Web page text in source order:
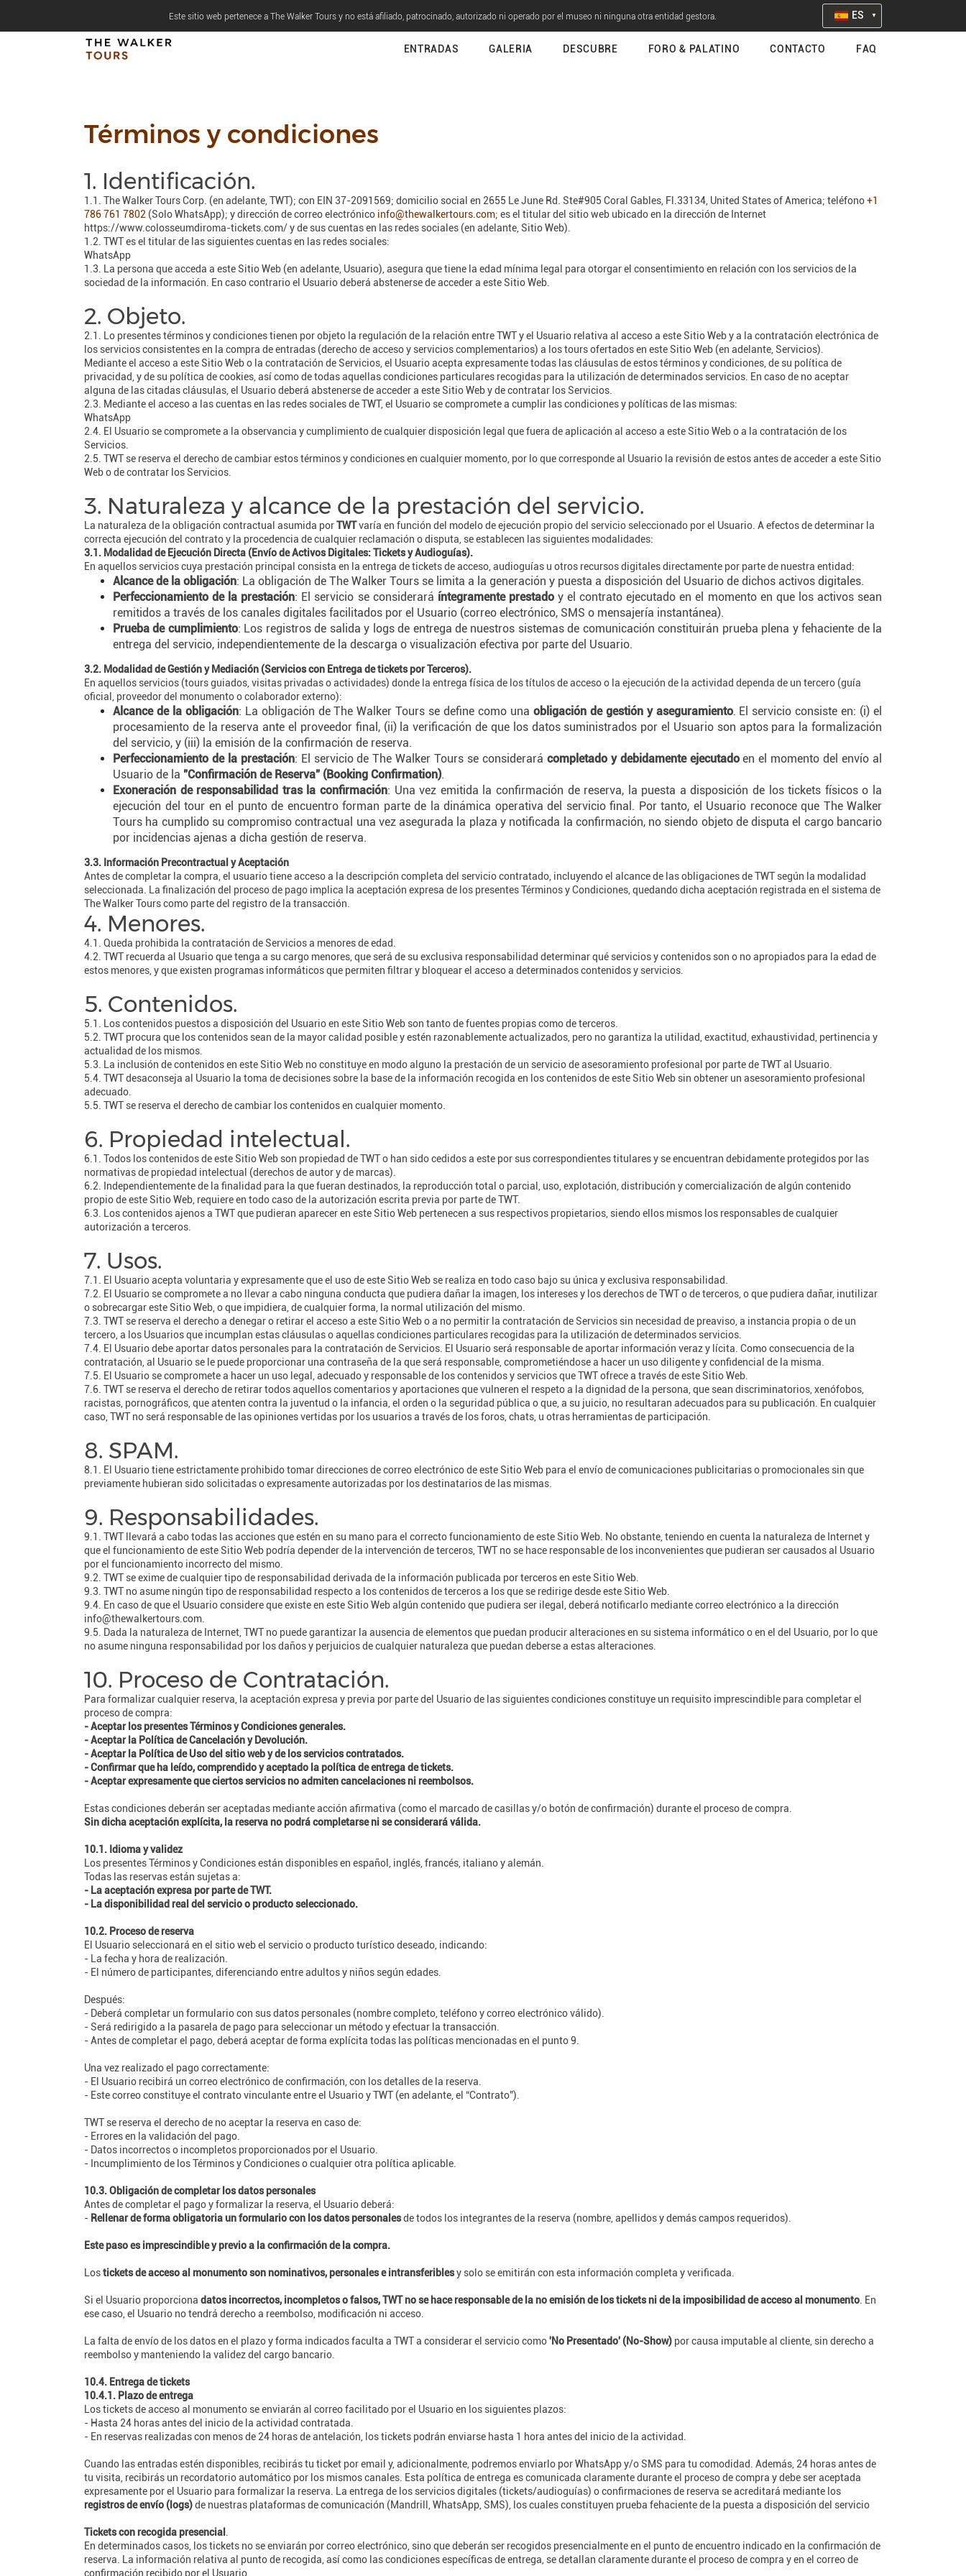
Este sitio web pertenece a The Walker Tours y no está afiliado, patrocinado, autorizado ni operado por el museo ni ninguna otra entidad gestora. ES
ENTRADAS GALERIA DESCUBRE FORO & PALATINO CONTACTO FAQ
Términos y condiciones
1. Identificación.
1.1. The Walker Tours Corp. (en adelante, TWT); con EIN 37-2091569; domicilio social en 2655 Le June Rd. Ste#905 Coral Gables, Fl.33134, United States of America; teléfono+1
786 761 7802 (Solo WhatsApp); y dirección de correo electrónico info@thewalkertours.com; es el titular del sitio web ubicado en la dirección de Internet
https://www.colosseumdiroma-tickets.com/ y de sus cuentas en las redes sociales (en adelante, Sitio Web).
1.2. TWT es el titular de las siguientes cuentas en las redes sociales:
WhatsApp
1.3. La persona que acceda a este Sitio Web (en adelante, Usuario), asegura que tiene la edad mínima legal para otorgar el consentimiento en relación con los servicios de la
sociedad de la información. En caso contrario el Usuario deberá abstenerse de acceder a este Sitio Web.
2. Objeto.
2.1. Lo presentes términos y condiciones tienen por objeto la regulación de la relación entre TWT y el Usuario relativa al acceso a este Sitio Web y a la contratación electrónica de
los servicios consistentes en la compra de entradas (derecho de acceso y servicios complementarios) a los tours ofertados en este Sitio Web (en adelante, Servicios).
Mediante el acceso a este Sitio Web o la contratación de Servicios, el Usuario acepta expresamente todas las cláusulas de estos términos y condiciones, de su política de
privacidad, y de su política de cookies, así como de todas aquellas condiciones particulares recogidas para la utilización de determinados servicios. En caso de no aceptar
alguna de las citadas cláusulas, el Usuario deberá abstenerse de acceder a este Sitio Web y de contratar los Servicios.
2.3. Mediante el acceso a las cuentas en las redes sociales de TWT, el Usuario se compromete a cumplir las condiciones y políticas de las mismas:
WhatsApp
2.4. El Usuario se compromete a la observancia y cumplimiento de cualquier disposición legal que fuera de aplicación al acceso a este Sitio Web o a la contratación de los
Servicios.
2.5. TWT se reserva el derecho de cambiar estos términos y condiciones en cualquier momento, por lo que corresponde al Usuario la revisión de estos antes de acceder a este Sitio
Web o de contratar los Servicios.
3. Naturaleza y alcance de la prestación del servicio.
La naturaleza de la obligación contractual asumida porTWTvaría en función del modelo de ejecución propio del servicio seleccionado por el Usuario. A efectos de determinar la
correcta ejecución del contrato y la procedencia de cualquier reclamación o disputa, se establecen las siguientes modalidades:
3.1. Modalidad de Ejecución Directa (Envío de Activos Digitales: Tickets y Audioguías).
En aquellos servicios cuya prestación principal consista en la entrega de tickets de acceso, audioguías u otros recursos digitales directamente por parte de nuestra entidad:
Alcance de la obligación: La obligación de The Walker Tours se limita a la generación y puesta a disposición del Usuario de dichos activos digitales.
Perfeccionamiento de la prestación: El servicio se considerará íntegramente prestadoy el contrato ejecutado en el momento en que los activos sean
remitidos a través de los canales digitales facilitados por el Usuario (correo electrónico, SMS o mensajería instantánea).
Prueba de cumplimiento: Los registros de salida y logs de entrega de nuestros sistemas de comunicación constituirán prueba plena y fehaciente de la
entrega del servicio, independientemente de la descarga o visualización efectiva por parte del Usuario.
3.2. Modalidad de Gestión y Mediación (Servicios con Entrega de tickets por Terceros).
En aquellos servicios (tours guiados, visitas privadas o actividades) donde la entrega física de los títulos de acceso o la ejecución de la actividad dependa de un tercero (guía
oficial, proveedor del monumento o colaborador externo):
Alcance de la obligación: La obligación de The Walker Tours se define como una obligación de gestión y aseguramiento. El servicio consiste en: (i) el
procesamiento de la reserva ante el proveedor final, (ii) la verificación de que los datos suministrados por el Usuario son aptos para la formalización
del servicio, y (iii) la emisión de la confirmación de reserva.
Perfeccionamiento de la prestación: El servicio de The Walker Tours se considerará completado y debidamente ejecutadoen el momento del envío al
Usuario de la "Confirmación de Reserva" (Booking Confirmation).
Exoneración de responsabilidad tras la confirmación: Una vez emitida la confirmación de reserva, la puesta a disposición de los tickets físicos o la
ejecución del tour en el punto de encuentro forman parte de la dinámica operativa del servicio final. Por tanto, el Usuario reconoce que The Walker
Tours ha cumplido su compromiso contractual una vez asegurada la plaza y notificada la confirmación, no siendo objeto de disputa el cargo bancario
por incidencias ajenas a dicha gestión de reserva.
3.3. Información Precontractual y Aceptación
Antes de completar la compra, el usuario tiene acceso a la descripción completa del servicio contratado, incluyendo el alcance de las obligaciones de TWT según la modalidad
seleccionada. La finalización del proceso de pago implica la aceptación expresa de los presentes Términos y Condiciones, quedando dicha aceptación registrada en el sistema de
The Walker Tours como parte del registro de la transacción.
4. Menores.
4.1. Queda prohibida la contratación de Servicios a menores de edad.
4.2. TWT recuerda al Usuario que tenga a su cargo menores, que será de su exclusiva responsabilidad determinar qué servicios y contenidos son o no apropiados para la edad de
estos menores, y que existen programas informáticos que permiten filtrar y bloquear el acceso a determinados contenidos y servicios.
5. Contenidos.
5.1. Los contenidos puestos a disposición del Usuario en este Sitio Web son tanto de fuentes propias como de terceros.
5.2. TWT procura que los contenidos sean de la mayor calidad posible y estén razonablemente actualizados, pero no garantiza la utilidad, exactitud, exhaustividad, pertinencia y
actualidad de los mismos.
5.3. La inclusión de contenidos en este Sitio Web no constituye en modo alguno la prestación de un servicio de asesoramiento profesional por parte de TWT al Usuario.
5.4. TWT desaconseja al Usuario la toma de decisiones sobre la base de la información recogida en los contenidos de este Sitio Web sin obtener un asesoramiento profesional
adecuado.
5.5. TWT se reserva el derecho de cambiar los contenidos en cualquier momento.
6. Propiedad intelectual.
6.1. Todos los contenidos de este Sitio Web son propiedad de TWT o han sido cedidos a este por sus correspondientes titulares y se encuentran debidamente protegidos por las
normativas de propiedad intelectual (derechos de autor y de marcas).
6.2. Independientemente de la finalidad para la que fueran destinados, la reproducción total o parcial, uso, explotación, distribución y comercialización de algún contenido
propio de este Sitio Web, requiere en todo caso de la autorización escrita previa por parte de TWT.
6.3. Los contenidos ajenos a TWT que pudieran aparecer en este Sitio Web pertenecen a sus respectivos propietarios, siendo ellos mismos los responsables de cualquier
autorización a terceros.
7. Usos.
7.1. El Usuario acepta voluntaria y expresamente que el uso de este Sitio Web se realiza en todo caso bajo su única y exclusiva responsabilidad.
7.2. El Usuario se compromete a no llevar a cabo ninguna conducta que pudiera dañar la imagen, los intereses y los derechos de TWT o de terceros, o que pudiera dañar, inutilizar
o sobrecargar este Sitio Web, o que impidiera, de cualquier forma, la normal utilización del mismo.
7.3. TWT se reserva el derecho a denegar o retirar el acceso a este Sitio Web o a no permitir la contratación de Servicios sin necesidad de preaviso, a instancia propia o de un
tercero, a los Usuarios que incumplan estas cláusulas o aquellas condiciones particulares recogidas para la utilización de determinados servicios.
7.4. El Usuario debe aportar datos personales para la contratación de Servicios. El Usuario será responsable de aportar información veraz y lícita. Como consecuencia de la
contratación, al Usuario se le puede proporcionar una contraseña de la que será responsable, comprometiéndose a hacer un uso diligente y confidencial de la misma.
7.5. El Usuario se compromete a hacer un uso legal, adecuado y responsable de los contenidos y servicios que TWT ofrece a través de este Sitio Web.
7.6. TWT se reserva el derecho de retirar todos aquellos comentarios y aportaciones que vulneren el respeto a la dignidad de la persona, que sean discriminatorios, xenófobos,
racistas, pornográficos, que atenten contra la juventud o la infancia, el orden o la seguridad pública o que, a su juicio, no resultaran adecuados para su publicación. En cualquier
caso, TWT no será responsable de las opiniones vertidas por los usuarios a través de los foros, chats, u otras herramientas de participación.
8. SPAM.
8.1. El Usuario tiene estrictamente prohibido tomar direcciones de correo electrónico de este Sitio Web para el envío de comunicaciones publicitarias o promocionales sin que
previamente hubieran sido solicitadas o expresamente autorizadas por los destinatarios de las mismas.
9. Responsabilidades.
9.1. TWT llevará a cabo todas las acciones que estén en su mano para el correcto funcionamiento de este Sitio Web. No obstante, teniendo en cuenta la naturaleza de Internet y
que el funcionamiento de este Sitio Web podría depender de la intervención de terceros, TWT no se hace responsable de los inconvenientes que pudieran ser causados al Usuario
por el funcionamiento incorrecto del mismo.
9.2. TWT se exime de cualquier tipo de responsabilidad derivada de la información publicada por terceros en este Sitio Web.
9.3. TWT no asume ningún tipo de responsabilidad respecto a los contenidos de terceros a los que se redirige desde este Sitio Web.
9.4. En caso de que el Usuario considere que existe en este Sitio Web algún contenido que pudiera ser ilegal, deberá notificarlo mediante correo electrónico a la dirección
info@thewalkertours.com.
9.5. Dada la naturaleza de Internet, TWT no puede garantizar la ausencia de elementos que puedan producir alteraciones en su sistema informático o en el del Usuario, por lo que
no asume ninguna responsabilidad por los daños y perjuicios de cualquier naturaleza que puedan deberse a estas alteraciones.
10. Proceso de Contratación.
Para formalizar cualquier reserva, la aceptación expresa y previa por parte del Usuario de las siguientes condiciones constituye un requisito imprescindible para completar el
proceso de compra:
- Aceptar los presentes Términos y Condiciones generales.
- Aceptar la Política de Cancelación y Devolución.
- Aceptar la Política de Uso del sitio web y de los servicios contratados.
- Confirmar que ha leído, comprendido y aceptado la política de entrega de tickets.
- Aceptar expresamente que ciertos servicios no admiten cancelaciones ni reembolsos.
Estas condiciones deberán ser aceptadas mediante acción afirmativa (como el marcado de casillas y/o botón de confirmación) durante el proceso de compra.
Sin dicha aceptación explícita, la reserva no podrá completarse ni se considerará válida.
10.1. Idioma y validez
Los presentes Términos y Condiciones están disponibles en español, inglés, francés, italiano y alemán.
Todas las reservas están sujetas a:
- La aceptación expresa por parte de TWT.
- La disponibilidad real del servicio o producto seleccionado.
10.2. Proceso de reserva
El Usuario seleccionará en el sitio web el servicio o producto turístico deseado, indicando:
- La fecha y hora de realización.
- El número de participantes, diferenciando entre adultos y niños según edades.
Después:
- Deberá completar un formulario con sus datos personales (nombre completo, teléfono y correo electrónico válido).
- Será redirigido a la pasarela de pago para seleccionar un método y efectuar la transacción.
- Antes de completar el pago, deberá aceptar de forma explícita todas las políticas mencionadas en el punto 9.
Una vez realizado el pago correctamente:
- El Usuario recibirá un correo electrónico de confirmación, con los detalles de la reserva.
- Este correo constituye el contrato vinculante entre el Usuario y TWT (en adelante, el “Contrato”).
TWT se reserva el derecho de no aceptar la reserva en caso de:
- Errores en la validación del pago.
- Datos incorrectos o incompletos proporcionados por el Usuario.
- Incumplimiento de los Términos y Condiciones o cualquier otra política aplicable.
10.3. Obligación de completar los datos personales
Antes de completar el pago y formalizar la reserva, el Usuario deberá:
- Rellenar de forma obligatoria un formulario con los datos personalesde todos los integrantes de la reserva (nombre, apellidos y demás campos requeridos).
Este paso es imprescindible y previo a la confirmación de la compra.
Lostickets de acceso al monumento son nominativos, personales e intransferiblesy solo se emitirán con esta información completa y verificada.
Si el Usuario proporciona datos incorrectos, incompletos o falsos, TWT no se hace responsable de la no emisión de los tickets ni de la imposibilidad de acceso al monumento . En
ese caso, el Usuario no tendrá derecho a reembolso, modificación ni acceso.
La falta de envío de los datos en el plazo y forma indicados faculta a TWT a considerar el servicio como'No Presentado' (No-Show) por causa imputable al cliente, sin derecho a
reembolso y manteniendo la validez del cargo bancario.
10.4. Entrega de tickets
10.4.1. Plazo de entrega
Los tickets de acceso al monumento se enviarán al correo facilitado por el Usuario en los siguientes plazos:
- Hasta 24 horas antes del inicio de la actividad contratada.
- En reservas realizadas con menos de 24 horas de antelación, los tickets podrán enviarse hasta 1 hora antes del inicio de la actividad.
Cuando las entradas estén disponibles, recibirás tu ticket por email y, adicionalmente, podremos enviarlo por WhatsApp y/o SMS para tu comodidad. Además, 24 horas antes de
tu visita, recibirás un recordatorio automático por los mismos canales. Esta política de entrega es comunicada claramente durante el proceso de compra y debe ser aceptada
expresamente por el Usuario para formalizar la reserva. La entrega de los servicios digitales (tickets/audioguías) o confirmaciones de reserva se acreditará mediante los
registros de envío (logs)de nuestras plataformas de comunicación (Mandrill, WhatsApp, SMS), los cuales constituyen prueba fehaciente de la puesta a disposición del servicio
Tickets con recogida presencial
En determinados casos, los tickets no se enviarán por correo electrónico, sino que deberán ser recogidos presencialmente en el punto de encuentro indicado en la confirmación de
reserva. La información relativa al punto de recogida, así como las condiciones específicas de entrega, se detallan claramente durante el proceso de compra y en el correo de
confirmación recibido por el Usuario.